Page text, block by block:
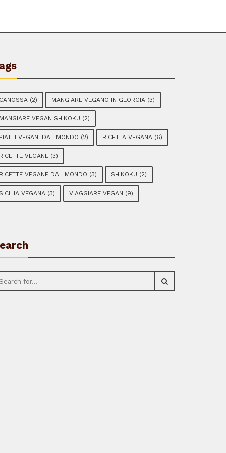
CANOSSA (2) MANGIARE VEGANO IN GEORGIA (3)
MANGIARE VEGAN SHIKOKU (2)
PIATTI VEGANI DAL MONDO (2) RICETTA VEGANA (6)
RICETTE VEGANE (3)
RICETTE VEGANE DAL MONDO (3) SHIKOKU (2)
SICILIA VEGANA (3) VIAGGIARE VEGAN (9)